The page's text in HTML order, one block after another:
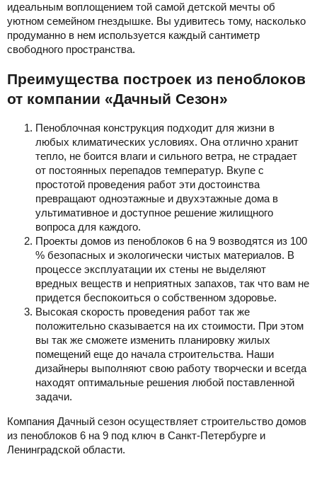
идеальным воплощением той самой детской мечты об
уютном семейном гнездышке. Вы удивитесь тому, насколько
продуманно в нем используется каждый сантиметр
свободного пространства.
Преимущества построек из пеноблоков
от компании «Дачный Сезон»
Пеноблочная конструкция подходит для жизни в
любых климатических условиях. Она отлично хранит
тепло, не боится влаги и сильного ветра, не страдает
от постоянных перепадов температур. Вкупе с
простотой проведения работ эти достоинства
превращают одноэтажные и двухэтажные дома в
ультимативное и доступное решение жилищного
вопроса для каждого.
Проекты домов из пеноблоков 6 на 9 возводятся из 100
% безопасных и экологически чистых материалов. В
процессе эксплуатации их стены не выделяют
вредных веществ и неприятных запахов, так что вам не
придется беспокоиться о собственном здоровье.
Высокая скорость проведения работ так же
положительно сказывается на их стоимости. При этом
вы так же сможете изменить планировку жилых
помещений еще до начала строительства. Наши
дизайнеры выполняют свою работу творчески и всегда
находят оптимальные решения любой поставленной
задачи.
Компания Дачный сезон осуществляет строительство домов
из пеноблоков 6 на 9 под ключ в Санкт-Петербурге и
Ленинградской области.